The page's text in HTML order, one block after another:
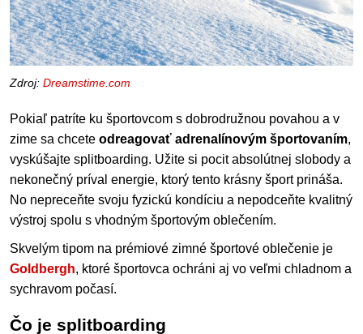
Zdroj: Dreamstime.com
Pokiaľ patríte ku športovcom s dobrodružnou povahou a v
zime sa chcete odreagovať adrenalínovým športovaním,
vyskúšajte splitboarding. Užite si pocit absolútnej slobody a
nekonečný príval energie, ktorý tento krásny šport prináša.
No nepreceňte svoju fyzickú kondíciu a nepodceňte kvalitný
výstroj spolu s vhodným športovým oblečením.
Skvelým tipom na prémiové zimné športové oblečenie je
Goldbergh, ktoré športovca ochráni aj vo veľmi chladnom a
sychravom počasí.
Čo je splitboarding